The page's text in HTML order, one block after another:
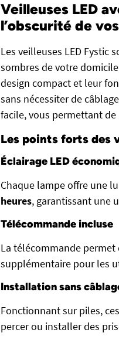
Veilleuses LED
l’obscurité de
Les veilleuses LED Fystic
sombres de votre
design compact et leur
sans nécessiter de
facile, vous permettant
Les points forts des
Éclairage LED
Chaque lampe offre une
heures, garantissant une
Télécommande incluse
La télécommande
supplémentaire pour les
Installation sans
Fonctionnant sur piles,
percer ou installer des